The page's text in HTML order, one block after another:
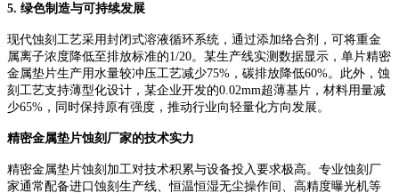
5. 绿色制造与可持续发展
现代蚀刻工艺采用封闭式溶液循环系统，通过添加络合剂，可将重金
属离子浓度降低至排放标准的1/20。某生产线实测数据显示，单片精密
金属垫片生产用水量较冲压工艺减少75%，碳排放降低60%。此外，蚀
刻工艺支持薄型化设计，某企业开发的0.02mm超薄基片，材料用量减
少65%，同时保持原有强度，推动行业向轻量化方向发展。
精密金属垫片蚀刻厂家的技术实力
精密金属垫片蚀刻加工对技术积累与设备投入要求极高。专业蚀刻厂
家通常配备进口蚀刻生产线、恒温恒湿无尘操作间、高精度曝光机等